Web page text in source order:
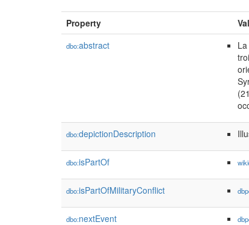
Property
dbo:abstract
dbo:depictionDescription
dbo:isPartOf
dbo:isPartOfMilitaryConflict
dbo:nextEvent